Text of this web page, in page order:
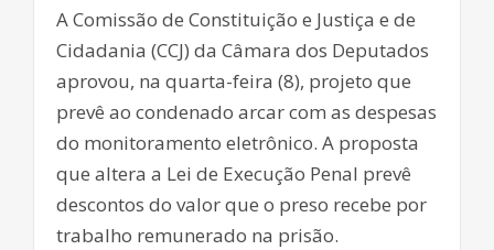
A Comissão de Constituição e Justiça e de
Cidadania (CCJ) da Câmara dos Deputados
aprovou, na quarta-feira (8), projeto que
prevê ao condenado arcar com as despesas
do monitoramento eletrônico. A proposta
que altera a Lei de Execução Penal prevê
descontos do valor que o preso recebe por
trabalho remunerado na prisão.